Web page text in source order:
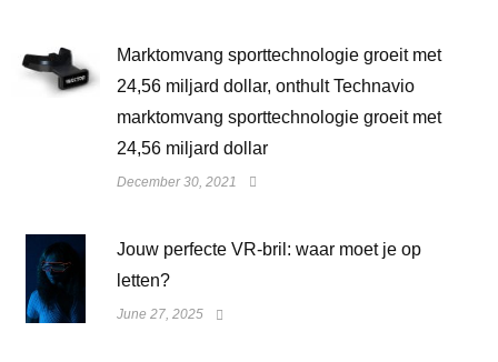
Marktomvang sporttechnologie groeit met
24,56 miljard dollar, onthult Technavio
marktomvang sporttechnologie groeit met
24,56 miljard dollar
December 30, 2021
Jouw perfecte VR-bril: waar moet je op
letten?
June 27, 2025